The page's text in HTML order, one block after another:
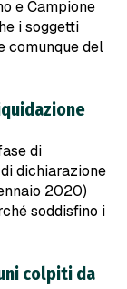
e Campione
i soggetti
comunque del
di
dichiarazione
2020)
soddisfino i
colpiti da